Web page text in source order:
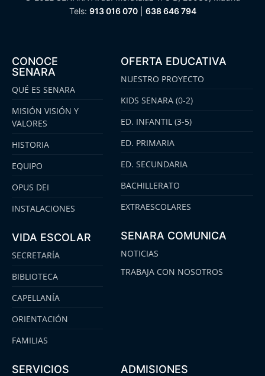
Tels: 913 016 070| 638 646 794
CONOCE
SENARA
QUÉ ES SENARA
MISIÓN VISIÓN Y
VALORES
HISTORIA
EQUIPO
OPUS DEI
INSTALACIONES
VIDA ESCOLAR
SECRETARÍA
BIBLIOTECA
CAPELLANÍA
ORIENTACIÓN
FAMILIAS
OFERTA EDUCATIVA
NUESTRO PROYECTO
KIDS SENARA (0-2)
ED. INFANTIL (3-5)
ED. PRIMARIA
ED. SECUNDARIA
BACHILLERATO
EXTRAESCOLARES
SENARA COMUNICA
NOTICIAS
TRABAJA CON NOSOTROS
SERVICIOS ADMISIONES